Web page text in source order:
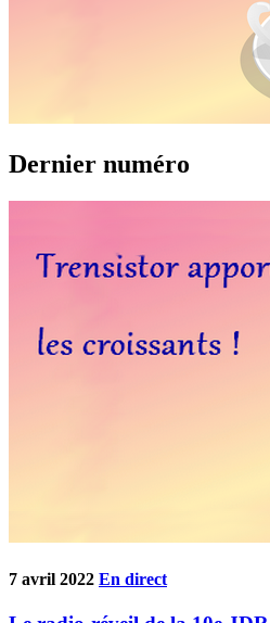
Dernier numéro
7 avril 2022 En direct